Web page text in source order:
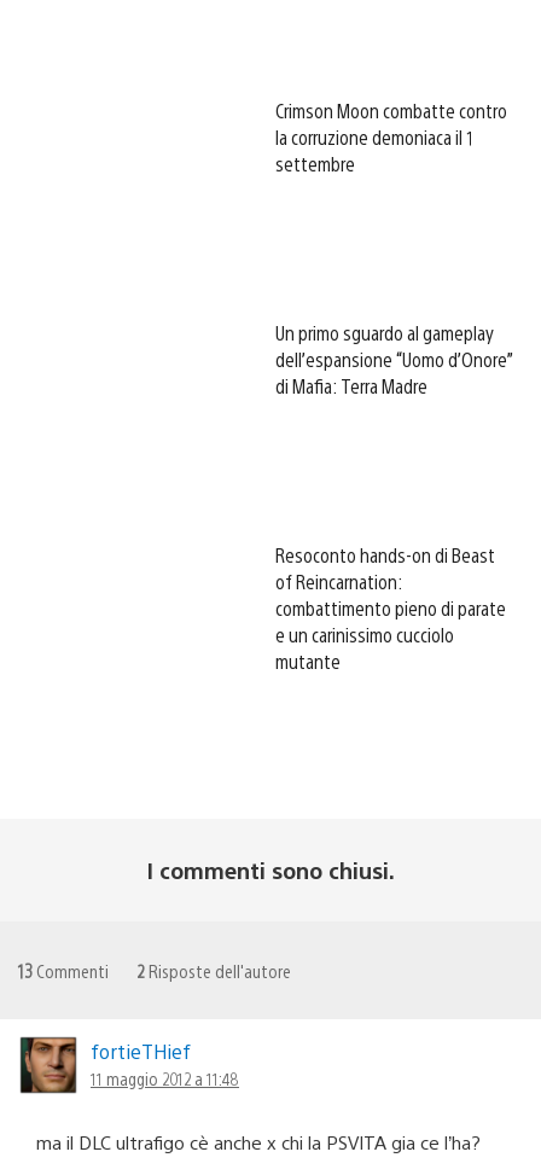
Crimson Moon combatte contro
la corruzione demoniaca il 1
settembre
Un primo sguardo al gameplay
dell’espansione “Uomo d’Onore”
di Mafia: Terra Madre
Resoconto hands-on di Beast
of Reincarnation:
combattimento pieno di parate
e un carinissimo cucciolo
mutante
I commenti sono chiusi.
13 Commenti 2 Risposte dell'autore
fortieTHief
11 maggio 2012 a 11:48
ma il DLC ultrafigo cè anche x chi la PSVITA gia ce l’ha?